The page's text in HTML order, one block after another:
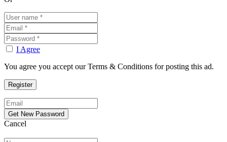
I Agree
You agree you accept our Terms & Conditions for posting this ad.
Cancel